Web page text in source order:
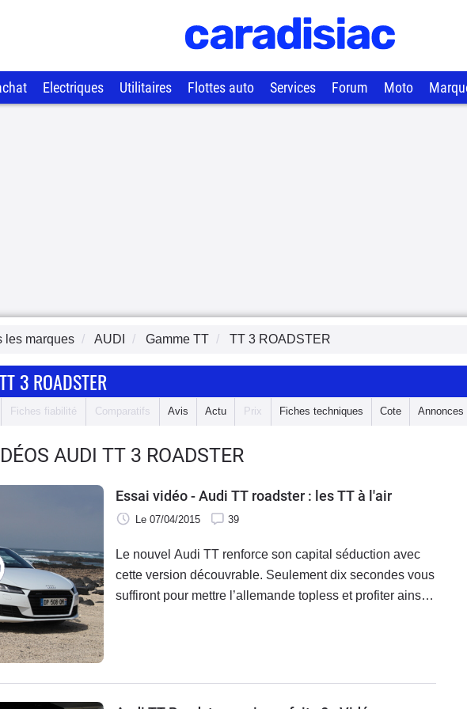
Electriques Utilitaires Flottes auto Services Forum Moto
les marques AUDI Gamme TT TT 3 ROADSTER
3 ROADSTER
Fiches fiabilité Comparatifs Avis Actu Prix Fiches techniques Cote Annonces
AUDI TT 3 ROADSTER
Essai vidéo - Audi TT roadster : les TT à l'air
Le 07/04/2015 39
Le nouvel Audi TT renforce son capital séduction avec
cette version découvrable. Seulement dix secondes vous
suffiront pour mettre l’allemande topless et profiter ainsi